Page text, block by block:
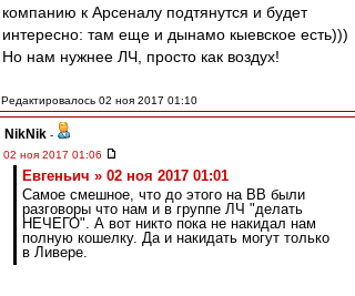
компанию к Арсеналу подтянутся и будет
интересно: там еще и дынамо кыевское есть)))
Но нам нужнее ЛЧ, просто как воздух!
Редактировалось 02 ноя 2017 01:10
NikNik -
02 ноя 2017 01:06
Евгеньич » 02 ноя 2017 01:01
Самое смешное, что до этого на ВВ были
разговоры что нам и в группе ЛЧ "делать
НЕЧЕГО". А вот никто пока не накидал нам
полную кошелку. Да и накидать могут только
в Ливере.